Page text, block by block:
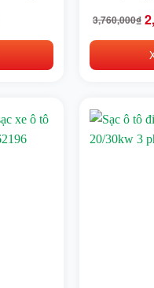
3,760,000₫
Giá
là:
Giá
tại
2,750,000₫.